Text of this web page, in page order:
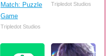
Match: Puzzle
Game
Tripledot Studios
Tripledot Studios